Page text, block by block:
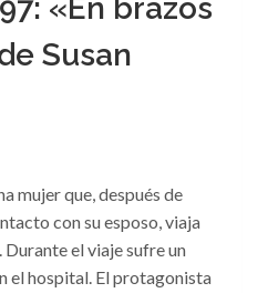
«En brazos
Susan
mujer que, después de
con su esposo, viaja
el viaje sufre un
el hospital. El protagonista